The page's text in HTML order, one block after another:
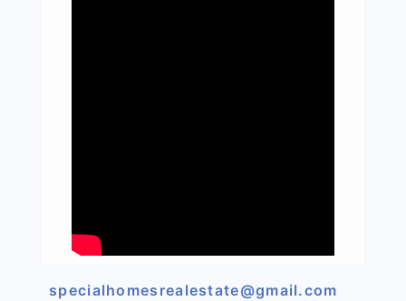
specialhomesrealestate@gmail.com